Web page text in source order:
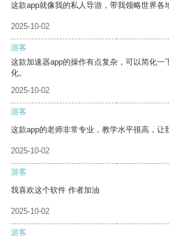
这款app就像我的私人导游，带我领略世界各
2025-10-02
游客
这款加速器app的操作有点复杂，可以简化一
化。
2025-10-02
游客
这款app的老师非常专业，教学水平很高，让
2025-10-02
游客
我喜欢这个软件 作者加油
2025-10-02
游客